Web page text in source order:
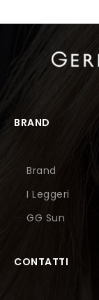
BRAND
Brand
I Leggeri
GG Sun
CONTATTI